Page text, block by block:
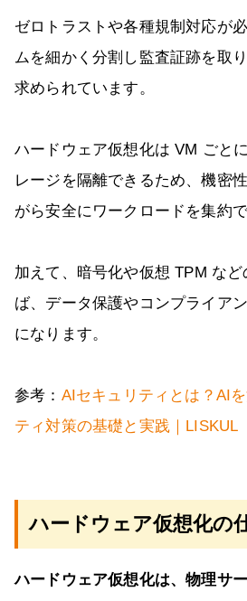
ゼロトラストや各種規制対応が
ムを細かく分割し監査証跡を取
求められています。
ハードウェア仮想化は VM ごと
レージを隔離できるため、機密
がら安全にワークロードを集約で
加えて、暗号化や仮想 TPM な
ば、データ保護やコンプライア
になります。
参考： AIセキュリティとは？AI
ティ対策の基礎と実践｜LISKUL
ハードウェア仮想化の
ハードウェア仮想化は、物理サ